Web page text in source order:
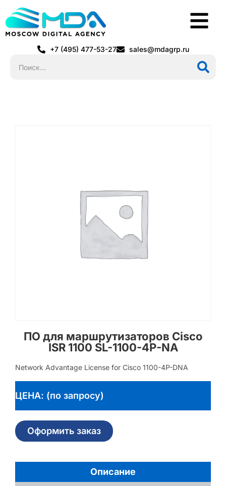
+7 (495) 477-53-27 sales@mdagrp.ru
ПО для маршрутизаторов Cisco
ISR 1100 SL-1100-4P-NA
Network Advantage License for Cisco 1100-4P-DNA
ЦЕНА: (по запросу)
Оформить заказ
Описание